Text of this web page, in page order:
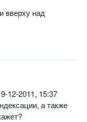
вверху над
12-2011, 15:37
а также